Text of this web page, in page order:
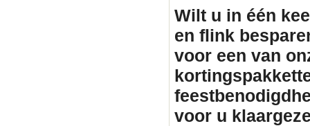
Wilt u in één
en flink
voor een van
voor u